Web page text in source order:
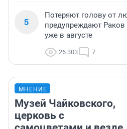
5
Потеряют голову от
предупреждают
уже в августе
26 303 7
МНЕНИЕ
Музей Чайковского,
церковь с